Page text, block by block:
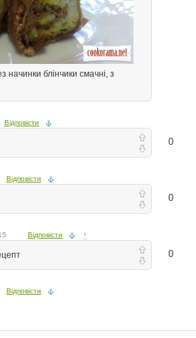
начинки блінчики смачні, з
Відповісти
0
Відповісти
0
Відповісти ↑
0
Відповісти